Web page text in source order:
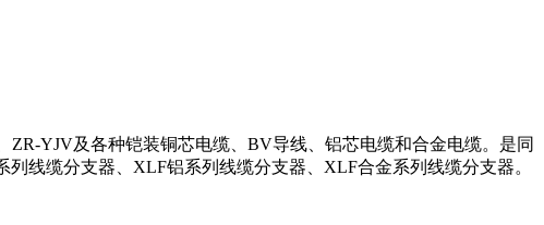
YJV及各种铠装铜芯电缆、BV导线、铝芯电缆和合金电缆。是同
线缆分支器、XLF铝系列线缆分支器、XLF合金系列线缆分支器。